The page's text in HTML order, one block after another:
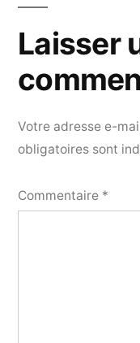
Votre adresse e-
obligatoires sont
Commentaire *
Laisser